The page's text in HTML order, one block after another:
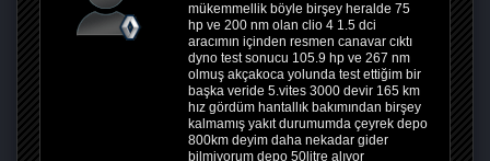
mükemmellik böyle birşey heralde 75
hp ve 200 nm olan clio 4 1.5 dci
aracımın içinden resmen canavar cıktı
dyno test sonucu 105.9 hp ve 267 nm
olmuş akçakoca yolunda test ettiğim bir
başka veride 5.vites 3000 devir 165 km
hız gördüm hantallık bakımından birşey
kalmamış yakıt durumumda çeyrek depo
800km deyim daha nekadar gider
bilmiyorum depo 50litre alıyor